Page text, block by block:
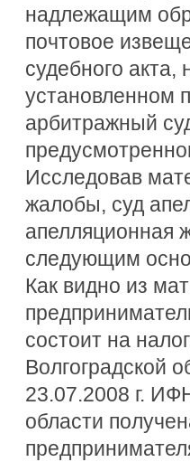
надлежащим
почтовое
судебного
установленном
арбитражный
Исследовав
жалобы, суд
апелляционная
следующим
Как видно из
состоит на
Волгоградской
23.07.2008 г.
области